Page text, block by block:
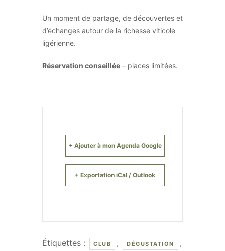
Un moment de partage, de découvertes et
d’échanges autour de la richesse viticole
ligérienne.
Réservation conseillée – places limitées.
+ Ajouter à mon Agenda Google
+ Exportation iCal / Outlook
Étiquettes : CLUB , DÉGUSTATION ,